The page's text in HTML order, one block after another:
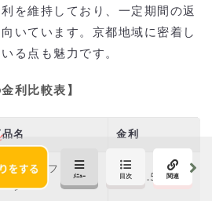
を維持しており、一定期間の返
いています。京都地域に密着し
る点も魅力です。
利比較表 】
名 金利
パーリフォーム
ーン
固定2.5％